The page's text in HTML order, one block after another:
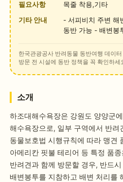
필요사항
목줄 착용,기타
기타 안내
- 서피비치 주변 해
동반 가능 - 배변봉
한국관광공사 반려동물 동반여행 데이터
방문 전 시설에 동반 정책을 꼭 확인하세
소개
하조대해수욕장은 강원도 양양군
해수욕장으로, 일부 구역에서 반려
동물보호법 시행규칙에 따라 맹견
아메리칸 핏불 테리어 등 특정 품
반려견과 함께 방문할 경우, 반드
배변봉투를 지참하고 배변 처리를